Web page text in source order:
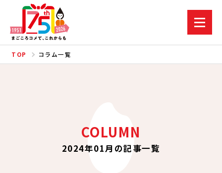
TOP コラム一覧
COLUMN
2024年01月の記事一覧